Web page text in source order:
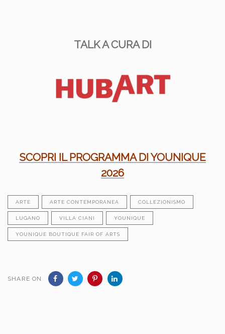
TALK A CURA DI
SCOPRI IL PROGRAMMA DI YOUNIQUE
2026
ARTE ARTE CONTEMPORANEA COLLEZIONISMO
LUGANO VILLA CIANI YOUNIQUE
YOUNIQUE BOUTIQUE FAIR OF ARTS
SHARE ON